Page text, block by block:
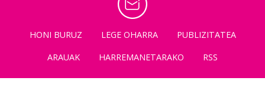
HONI BURUZ LEGE OHARRA
PUBLIZITATEA
ARAUAK
HARREMANETARAKO RSS